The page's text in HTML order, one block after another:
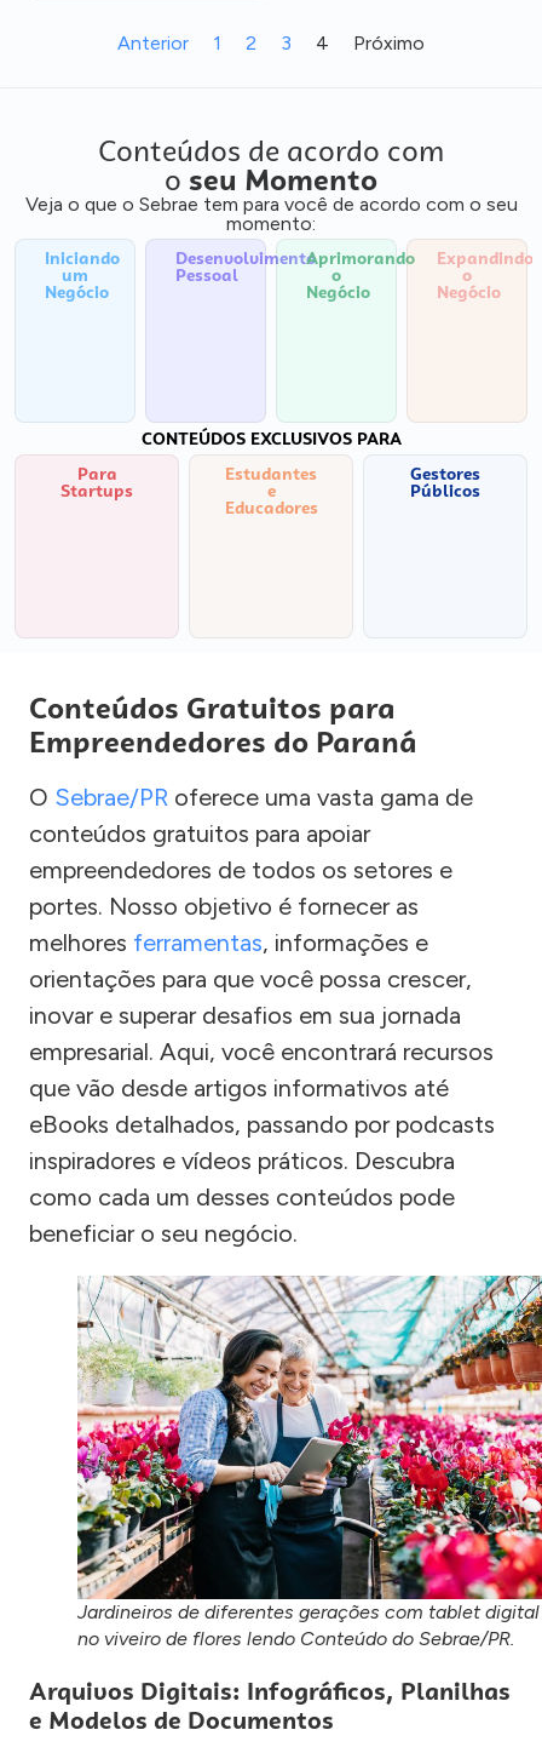
Anterior 1 2 3 4 Próximo
Conteúdos de acordo com
o seu Momento
Veja o que o Sebrae tem para você de acordo com o seu
momento:
Iniciando
um
Negócio
Desenvolvimento
Pessoal
Aprimorando
o
Negócio
Expandindo
o
Negócio
CONTEÚDOS EXCLUSIVOS PARA
Para
Startups
Estudantes
e
Educadores
Gestores
Públicos
Conteúdos Gratuitos para
Empreendedores do Paraná
O Sebrae/PR oferece uma vasta gama de
conteúdos gratuitos para apoiar
empreendedores de todos os setores e
portes. Nosso objetivo é fornecer as
melhores ferramentas, informações e
orientações para que você possa crescer,
inovar e superar desafios em sua jornada
empresarial. Aqui, você encontrará recursos
que vão desde artigos informativos até
eBooks detalhados, passando por podcasts
inspiradores e vídeos práticos. Descubra
como cada um desses conteúdos pode
beneficiar o seu negócio.
Jardineiros de diferentes gerações com tablet digital
no viveiro de flores lendo Conteúdo do Sebrae/PR.
Arquivos Digitais: Infográficos, Planilhas
e Modelos de Documentos